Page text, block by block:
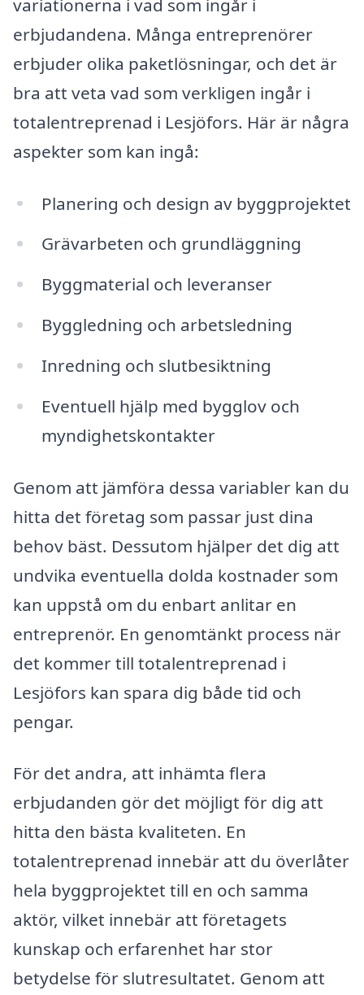
variationerna i vad som ingår i
erbjudandena. Många entreprenörer
erbjuder olika paketlösningar, och det är
bra att veta vad som verkligen ingår i
totalentreprenad i Lesjöfors. Här är några
aspekter som kan ingå:
Planering och design av byggprojektet
Grävarbeten och grundläggning
Byggmaterial och leveranser
Byggledning och arbetsledning
Inredning och slutbesiktning
Eventuell hjälp med bygglov och
myndighetskontakter
Genom att jämföra dessa variabler kan du
hitta det företag som passar just dina
behov bäst. Dessutom hjälper det dig att
undvika eventuella dolda kostnader som
kan uppstå om du enbart anlitar en
entreprenör. En genomtänkt process när
det kommer till totalentreprenad i
Lesjöfors kan spara dig både tid och
pengar.
För det andra, att inhämta flera
erbjudanden gör det möjligt för dig att
hitta den bästa kvaliteten. En
totalentreprenad innebär att du överlåter
hela byggprojektet till en och samma
aktör, vilket innebär att företagets
kunskap och erfarenhet har stor
betydelse för slutresultatet. Genom att